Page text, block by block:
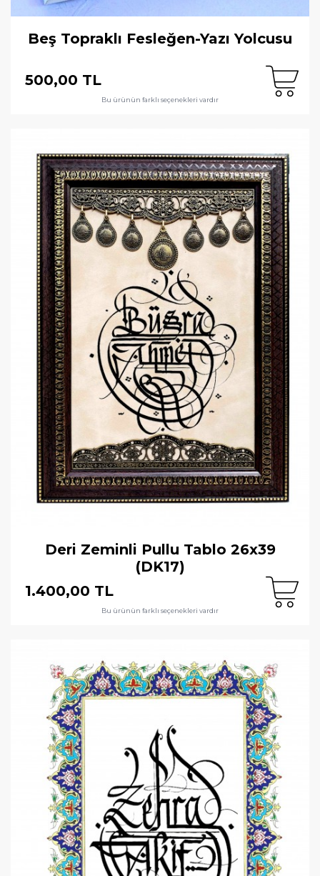
Beş Topraklı Fesleğen-Yazı Yolcusu
500,00 TL
Bu ürünün farklı seçenekleri vardır
Deri Zeminli Pullu Tablo 26x39
(DK17)
1.400,00 TL
Bu ürünün farklı seçenekleri vardır